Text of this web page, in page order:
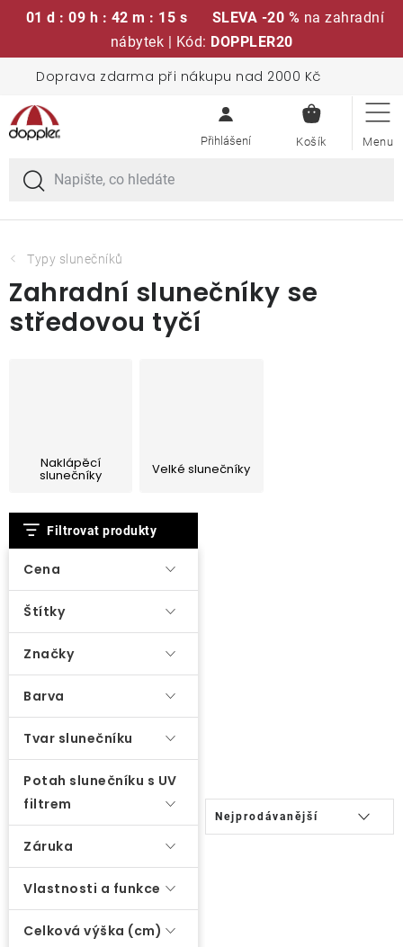
01 d : 09 h : 42 m : 14 s SLEVA -20 % na zahradní
nábytek | Kód: DOPPLER20
obsah
Doprava zdarma při nákupu nad 2000 Kč
KOŠÍK
Sedací soupravy
Slunečníky
Křesla a židle
Stoly
Doplňky
Gastro produkty
Kolekce
Klub výhod
O nás
Kontakty
Typy slunečníků
Zahradní slunečníky se
středovou tyčí
Naklápěcí
slunečníky Velké slunečníky
Filtrovat produkty
Cena
Štítky
Značky
Barva
Tvar slunečníku
Potah slunečníku s UV
filtrem
Záruka
Vlastnosti a funkce
Celková výška (cm)
V
ý
i
s
r
d
ů
Ř
a
Nejprodávanější